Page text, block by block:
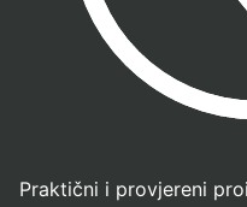
Praktični i provjereni